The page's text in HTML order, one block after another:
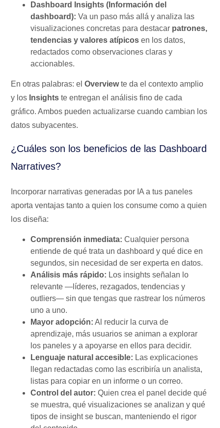
Dashboard Insights (Información del
dashboard): Va un paso más allá y analiza las
visualizaciones concretas para destacar patrones,
tendencias y valores atípicos en los datos,
redactados como observaciones claras y
accionables.
En otras palabras: elOverviewte da el contexto amplio
y los Insights te entregan el análisis fino de cada
gráfico. Ambos pueden actualizarse cuando cambian los
datos subyacentes.
¿Cuáles son los beneficios de las Dashboard
Narratives?
Incorporar narrativas generadas por IA a tus paneles
aporta ventajas tanto a quien los consume como a quien
los diseña:
Comprensión inmediata: Cualquier persona
entiende de qué trata un dashboard y qué dice en
segundos, sin necesidad de ser experta en datos.
Análisis más rápido: Los insights señalan lo
relevante —líderes, rezagados, tendencias y
outliers— sin que tengas que rastrear los números
uno a uno.
Mayor adopción: Al reducir la curva de
aprendizaje, más usuarios se animan a explorar
los paneles y a apoyarse en ellos para decidir.
Lenguaje natural accesible: Las explicaciones
llegan redactadas como las escribiría un analista,
listas para copiar en un informe o un correo.
Control del autor: Quien crea el panel decide qué
se muestra, qué visualizaciones se analizan y qué
tipos de insight se buscan, manteniendo el rigor